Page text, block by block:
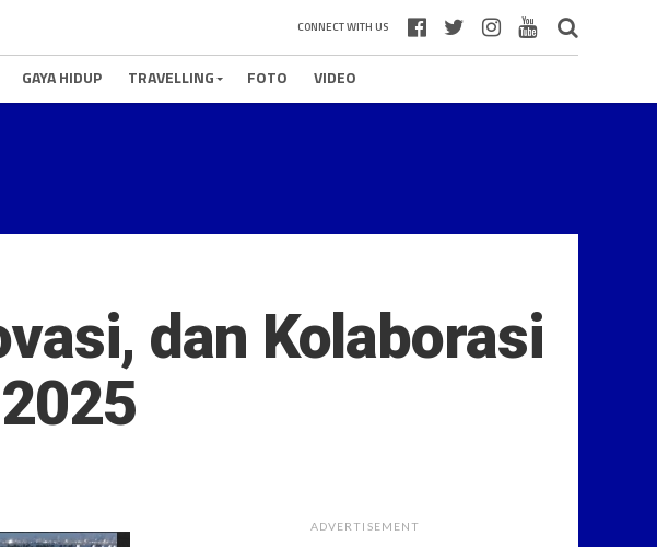
CONNECT WITH US
GAYA HIDUP TRAVELLING FOTO VIDEO
dan Kolaborasi
ADVERTISEMENT